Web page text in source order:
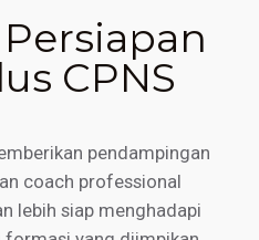
CPNS
pendampingan
coach professional
lebih siap menghadapi